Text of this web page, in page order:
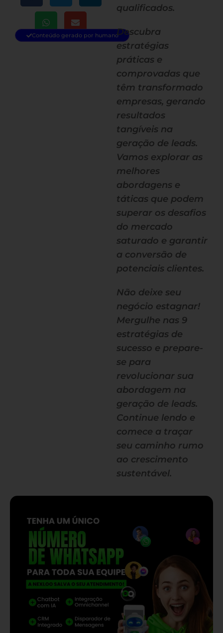
Conteúdo gerado por humano
qualificados.
Descubra
estratégias
práticas e
comprovadas que
têm transformado
empresas, gerando
resultados
tangíveis na
geração de leads.
Vamos explorar as
melhores
abordagens e
táticas que podem
superar os desafios
do mercado
saturado e garantir
a conversão de
potenciais clientes.
Não deixe seu
negócio estagnar!
Mergulhe nas 9
estratégias de
sucesso e prepare-
se para
revolucionar sua
abordagem na
geração de leads.
Continue lendo e
comece a traçar
seu caminho rumo
ao crescimento
sustentável.